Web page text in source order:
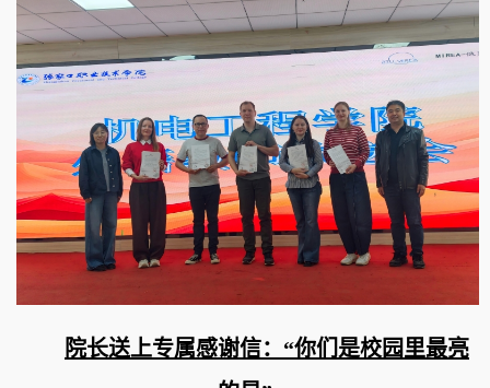
院长送上专属感谢信：“你们是校园里最亮